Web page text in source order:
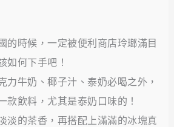
的時候，一定被便利商店玲瑯滿目
如何下手吧！
力牛奶、椰子汁、泰奶必喝之外，
款飲料，尤其是泰奶口味的！
淡的茶香，再搭配上滿滿的冰塊真